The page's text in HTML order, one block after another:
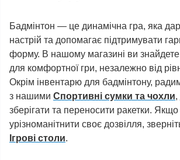
Бадмінтон — це динамічна гра, яка
настрій та допомагає підтримувати
форму. В нашому магазині ви знайдете
для комфортної гри, незалежно від
Окрім інвентарю для бадмінтону,
з нашими Спортивні сумки та чохли,
зберігати та переносити ракетки.
урізноманітнити своє дозвілля,
Ігрові столи.